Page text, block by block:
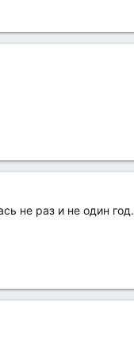
не раз и не один год.